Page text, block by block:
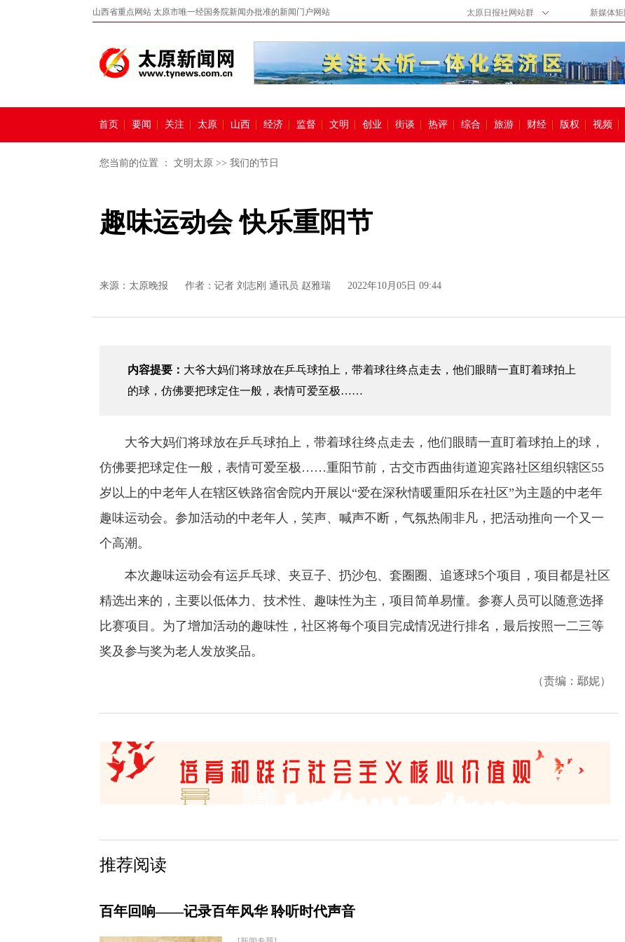
山西省重点网站 太原市唯一经国务院新闻办批准的新闻门户网站 太原日报社网站群 新媒体
首页 要闻 关注 太原 山西 经济 监督 文明 创业 街谈 热评 综合 旅游 财经 版权 视频
您当前的位置 ： 文明太原 >> 我们的节日
趣味运动会 快乐重阳节
来源： 太原晚报 作者：记者 刘志刚 通讯员 赵雅瑞 2022年10月05日 09:44
内容提要： 大爷大妈们将球放在乒乓球拍上，带着球往终点走去，他们眼睛一直盯着球拍上
的球，仿佛要把球定住一般，表情可爱至极……
大爷大妈们将球放在乒乓球拍上，带着球往终点走去，他们眼睛一直盯着球拍上的球，
仿佛要把球定住一般，表情可爱至极……重阳节前，古交市西曲街道迎宾路社区组织辖区55
岁以上的中老年人在辖区铁路宿舍院内开展以“爱在深秋情暖重阳乐在社区”为主题的中老年
趣味运动会。参加活动的中老年人，笑声、喊声不断，气氛热闹非凡，把活动推向一个又一
个高潮。
本次趣味运动会有运乒乓球、夹豆子、扔沙包、套圈圈、追逐球5个项目，项目都是社区
精选出来的，主要以低体力、技术性、趣味性为主，项目简单易懂。参赛人员可以随意选择
比赛项目。为了增加活动的趣味性，社区将每个项目完成情况进行排名，最后按照一二三等
奖及参与奖为老人发放奖品。
（责编：鄢妮）
推荐阅读
百年回响——记录百年风华 聆听时代声音